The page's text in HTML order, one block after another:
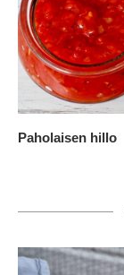
Paholaisen hillo